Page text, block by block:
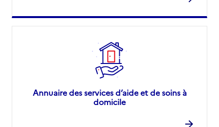
Annuaire des services d’aide et de soins à
domicile